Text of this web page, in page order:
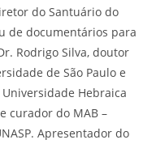
do Santuário do
de documentários para
Rodrigo Silva, doutor
de São Paulo e
Hebraica
curador do MAB –
Apresentador do